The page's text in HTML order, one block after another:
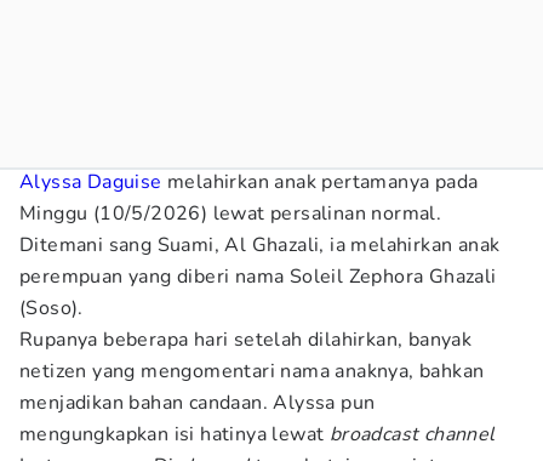
Alyssa Daguise melahirkan anak pertamanya pada
Minggu (10/5/2026) lewat persalinan normal.
Ditemani sang Suami, Al Ghazali, ia melahirkan anak
perempuan yang diberi nama Soleil Zephora Ghazali
(Soso).
Rupanya beberapa hari setelah dilahirkan, banyak
netizen yang mengomentari nama anaknya, bahkan
menjadikan bahan candaan. Alyssa pun
mengungkapkan isi hatinya lewat broadcast channel